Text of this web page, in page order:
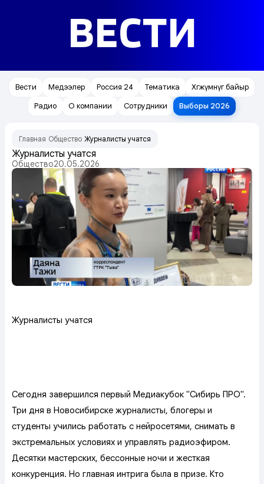
ВЕСТИ
Вести Медээлер Россия 24 Тематика
Хөгжүмнүг байыр
Радио
О компании Сотрудники Выборы 2026
Главная Общество Журналисты учатся
Журналисты учатся
Общество20.05.2026
Журналисты учатся
Сегодня завершился первый Медиакубок "Сибирь ПРО".
Три дня в Новосибирске журналисты, блогеры и
студенты учились работать с нейросетями, снимать в
экстремальных условиях и управлять радиоэфиром.
Десятки мастерских, бессонные ночи и жесткая
конкуренция. Но главная интрига была в призе. Кто